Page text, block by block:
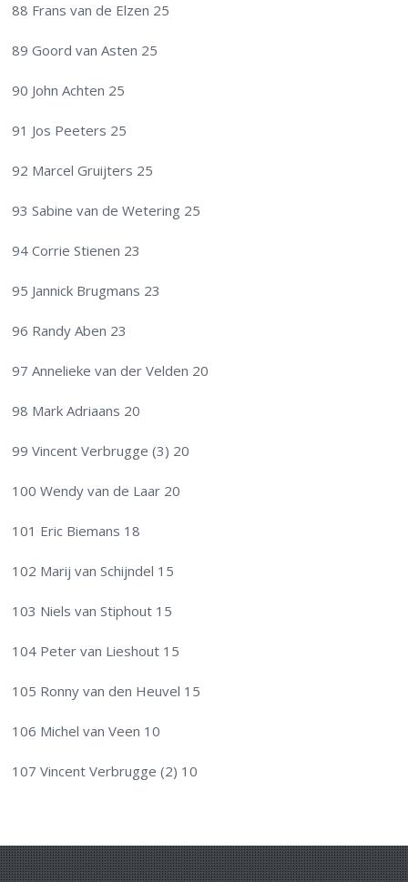
88 Frans van de Elzen 25
89 Goord van Asten 25
90 John Achten 25
91 Jos Peeters 25
92 Marcel Gruijters 25
93 Sabine van de Wetering 25
94 Corrie Stienen 23
95 Jannick Brugmans 23
96 Randy Aben 23
97 Annelieke van der Velden 20
98 Mark Adriaans 20
99 Vincent Verbrugge (3) 20
100 Wendy van de Laar 20
101 Eric Biemans 18
102 Marij van Schijndel 15
103 Niels van Stiphout 15
104 Peter van Lieshout 15
105 Ronny van den Heuvel 15
106 Michel van Veen 10
107 Vincent Verbrugge (2) 10